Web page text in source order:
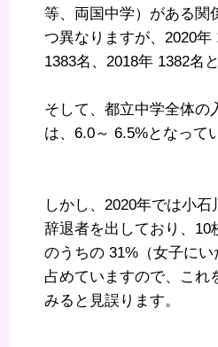
等、両国中学）がある関
つ異なりますが、2020年
1383名、2018年 1382名
そして、都立中学全体の
は、6.0～ 6.5%となって
しかし、2020年では小
辞退者を出しており、10
のうちの 31%（女子に
占めていますので、これ
みると見誤ります。